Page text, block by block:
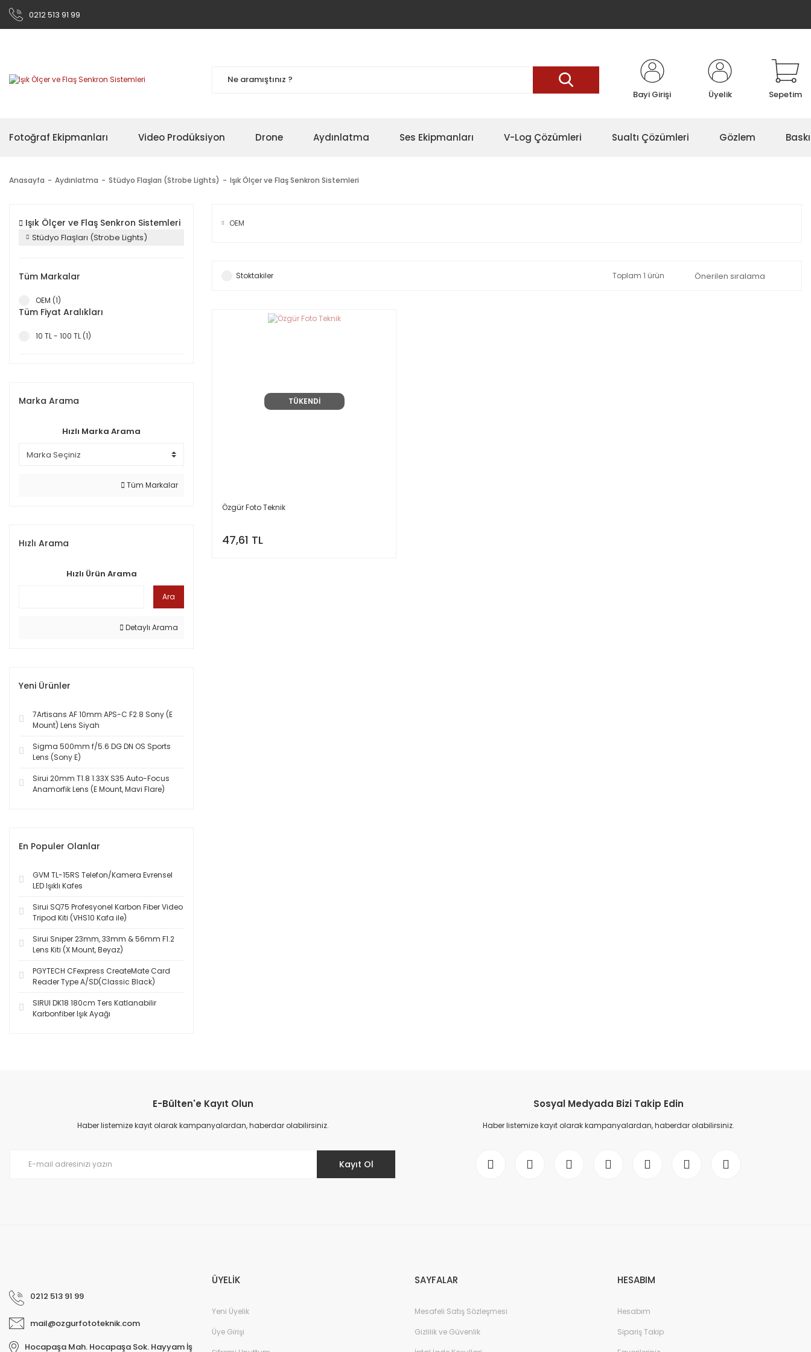
0212 513 91 99
Bayi Girişi Üyelik Sepetim
Fotoğraf Ekipmanları Video Prodüksiyon Drone Aydınlatma Ses Ekipmanları V-Log Çözümleri Sualtı Çözümleri Gözlem
Anasayfa Aydınlatma Stüdyo Flaşları (Strobe Lights) Işık Ölçer ve Flaş Senkron Sistemleri
Işık Ölçer ve Flaş Senkron Sistemleri
Stüdyo Flaşları (Strobe Lights)
Tüm Markalar
OEM (1)
Tüm Fiyat Aralıkları
10 TL - 100 TL (1)
Marka Arama
Hızlı Marka Arama
Tüm Markalar
Hızlı Arama
Hızlı Ürün Arama
Ara
Detaylı Arama
Yeni Ürünler
7Artisans AF 10mm APS-C F2.8 Sony (E
Mount) Lens Siyah
Sigma 500mm f/5.6 DG DN OS Sports
Lens (Sony E)
Sirui 20mm T1.8 1.33X S35 Auto-Focus
Anamorfik Lens (E Mount, Mavi Flare)
En Populer Olanlar
GVM TL-15RS Telefon/Kamera Evrensel
LED Işıklı Kafes
Sirui SQ75 Profesyonel Karbon Fiber Video
Tripod Kiti (VHS10 Kafa ile)
Sirui Sniper 23mm, 33mm & 56mm F1.2
Lens Kiti (X Mount, Beyaz)
PGYTECH CFexpress CreateMate Card
Reader Type A/SD(Classic Black)
SIRUI DK18 180cm Ters Katlanabilir
Karbonfiber Işık Ayağı
OEM
Stoktakiler Toplam 1 ürün
TÜKENDİ
Özgür Foto Teknik
47,61 TL
E-Bülten'e Kayıt Olun
Haber listemize kayıt olarak kampanyalardan, haberdar olabilirsiniz.
Kayıt Ol
Sosyal Medyada Bizi Takip Edin
Haber listemize kayıt olarak kampanyalardan, haberdar olabilirsiniz.
0212 513 91 99
mail@ozgurfototeknik.com
Hocapaşa Mah. Hocapaşa Sok. Hayyam İş
ÜYELİK
Yeni Üyelik
Üye Girişi
SAYFALAR
Mesafeli Satış Sözleşmesi
Gizlilik ve Güvenlik
HESABIM
Hesabım
Sipariş Takip